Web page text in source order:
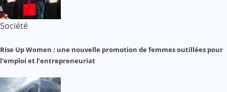
Société
Rise Up Women : une nouvelle promotion de femmes outillées pour
l’emploi et l’entrepreneuriat